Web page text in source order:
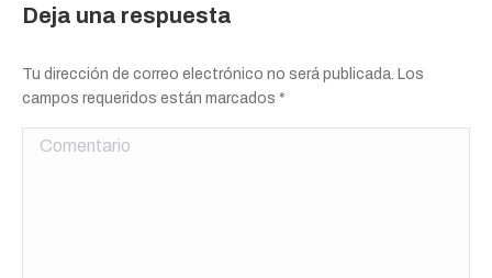
Deja una respuesta
Tu dirección de correo electrónico no será publicada. Los
campos requeridos están marcados *
Comentario